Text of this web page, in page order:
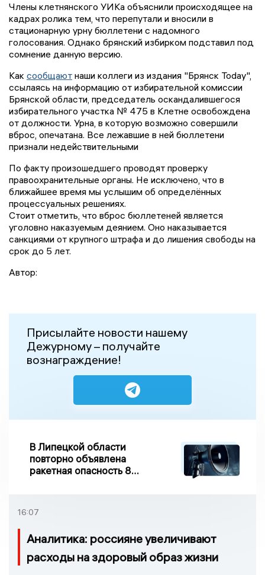
Члены клетнянского УИКа объяснили происходящее на
кадрах ролика тем, что перепутали и вносили в
стационарную урну бюллетени с надомного
голосования. Однако брянский избирком подставил под
сомнение данную версию.
Как сообщают наши коллеги из издания "Брянск Today",
ссылаясь на информацию от избирательной комиссии
Брянской области, председатель оскандалившегося
избирательного участка № 475 в Клетне освобождена
от должности. Урна, в которую возможно совершили
вброс, опечатана. Все лежавшие в ней бюллетени
признали недействительными
По факту произошедшего проводят проверку
правоохранительные органы. Не исключено, что в
ближайшее время мы услышим об определённых
процессуальных решениях.
Стоит отметить, что вброс бюллетеней является
уголовно наказуемым деянием. Оно наказывается
санкциями от крупного штрафа и до лишения свободы на
срок до 5 лет.
Автор:
Присылайте новости нашему
Дежурному – получайте
вознаграждение!
В Липецкой области
повторно объявлена
ракетная опасность 8
16:07
Аналитика: россияне увеличивают
расходы на здоровый образ жизни